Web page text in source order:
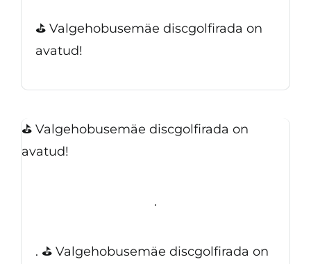
⛳ Valgehobusemäe discgolfirada on
avatud!
⛳ Valgehobusemäe discgolfirada on
avatud!
.
. ⛳ Valgehobusemäe discgolfirada on